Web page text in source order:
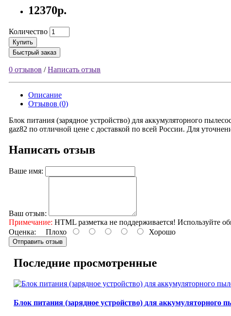
12370р.
Количество
Купить
Быстрый заказ
0 отзывов /Написать отзыв
Описание
Отзывов (0)
Блок питания (зарядное устройство) для аккумуляторного
gaz82 по отличной цене с доставкой по всей России. Для
Написать отзыв
Ваше имя:
Ваш отзыв:
Примечание: HTML разметка не поддерживается! Используйте
Оценка: Плохо Хорошо
Отправить отзыв
Последние просмотренные
Блок питания (зарядное устройство) для аккумуляторного